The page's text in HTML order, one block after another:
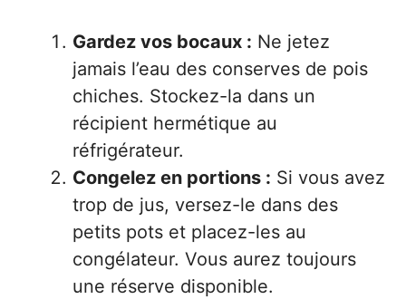
Gardez vos bocaux : Ne jetez
jamais l’eau des conserves de pois
chiches. Stockez-la dans un
récipient hermétique au
réfrigérateur.
Congelez en portions : Si vous avez
trop de jus, versez-le dans des
petits pots et placez-les au
congélateur. Vous aurez toujours
une réserve disponible.